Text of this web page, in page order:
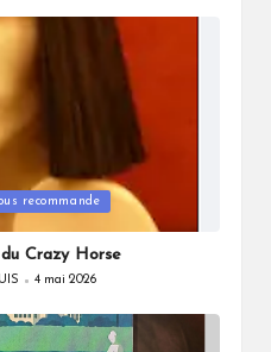
recommande
Crazy Horse
4 mai 2026